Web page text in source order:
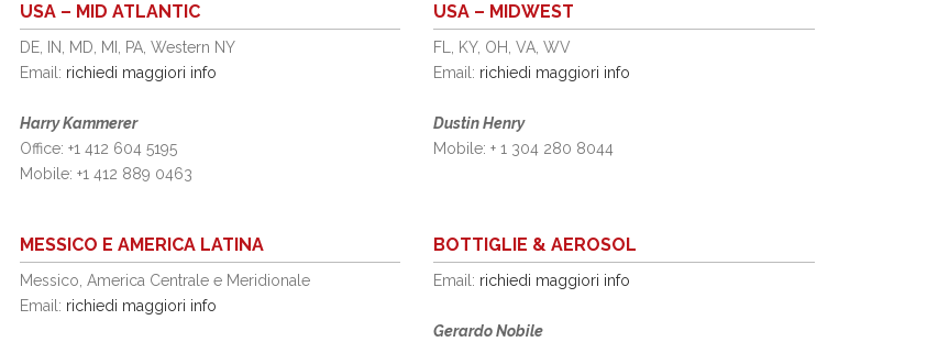
USA – MID ATLANTIC
DE, IN, MD, MI, PA, Western NY
Email: richiedi maggiori info
Harry Kammerer
Office: +1 412 604 5195
Mobile: +1 412 889 0463
USA – MIDWEST
FL, KY, OH, VA, WV
Email: richiedi maggiori info
Dustin Henry
Mobile: + 1 304 280 8044
MESSICO E AMERICA LATINA
Messico, America Centrale e Meridionale
Email: richiedi maggiori info
BOTTIGLIE & AEROSOL
Email: richiedi maggiori info
Gerardo Nobile